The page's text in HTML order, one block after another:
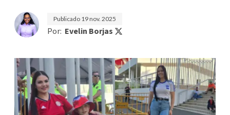
Publicado 19 nov. 2025
Por: Evelin Borjas